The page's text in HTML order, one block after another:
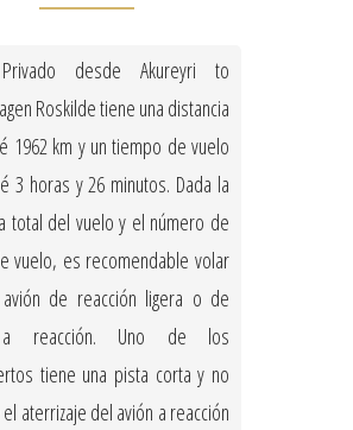
desde Akureyri to
Roskilde tiene una distancia
1962 km y un tiempo de vuelo
3 horas y 26 minutos. Dada la
total del vuelo y el número de
vuelo, es recomendable volar
de reacción ligera o de
reacción. Uno de los
tiene una pista corta y no
aterrizaje del avión a reacción